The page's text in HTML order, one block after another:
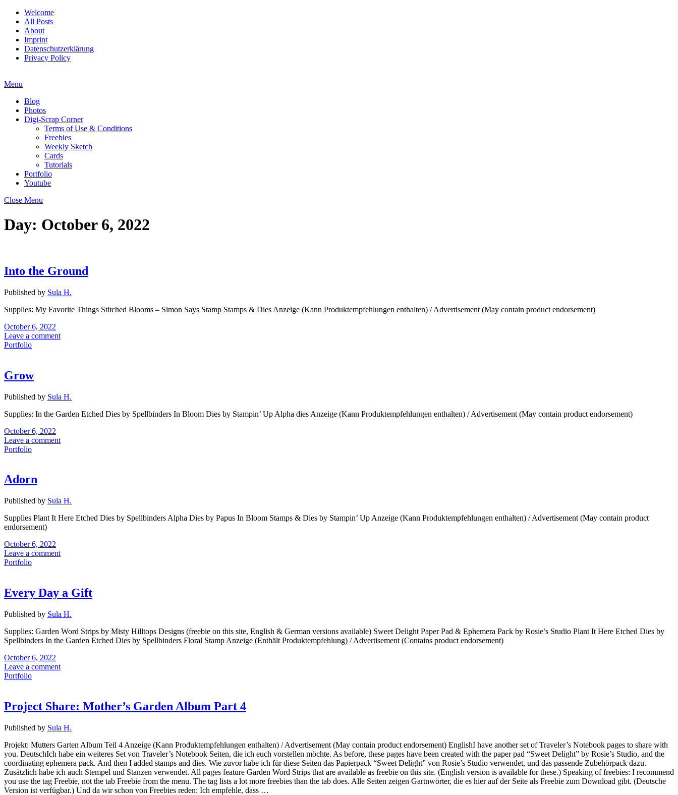
Welcome
All Posts
About
Imprint
Datenschutzerklärung
Privacy Policy
Menu
Blog
Photos
Digi-Scrap Corner
Terms of Use & Conditions
Freebies
Weekly Sketch
Cards
Tutorials
Portfolio
Youtube
Close Menu
Day: October 6, 2022
Into the Ground
Published by Sula H.
Supplies: My Favorite Things Stitched Blooms – Simon Says Stamp Stamps & Dies Anzeige (Kann Produktempfehlungen enthalten) / Advertisement (May contain product endorsement)
October 6, 2022
Leave a comment
Portfolio
Grow
Published by Sula H.
Supplies: In the Garden Etched Dies by Spellbinders In Bloom Dies by Stampin’ Up Alpha dies Anzeige (Kann Produktempfehlungen enthalten) / Advertisement (May contain product endorsement)
October 6, 2022
Leave a comment
Portfolio
Adorn
Published by Sula H.
Supplies Plant It Here Etched Dies by Spellbinders Alpha Dies by Papus In Bloom Stamps & Dies by Stampin’ Up Anzeige (Kann Produktempfehlungen enthalten) / Advertisement (May contain product
endorsement)
October 6, 2022
Leave a comment
Portfolio
Every Day a Gift
Published by Sula H.
Supplies: Garden Word Strips by Misty Hilltops Designs (freebie on this site, English & German versions available) Sweet Delight Paper Pad & Ephemera Pack by Rosie’s Studio Plant It Here Etched Dies by
Spellbinders In the Garden Etched Dies by Spellbinders Floral Stamp Anzeige (Enthält Produktempfehlung) / Advertisement (Contains product endorsement)
October 6, 2022
Leave a comment
Portfolio
Project Share: Mother’s Garden Album Part 4
Published by Sula H.
Projekt: Mutters Garten Album Teil 4 Anzeige (Kann Produktempfehlungen enthalten) / Advertisement (May contain product endorsement) EnglishI have another set of Traveler’s Notebook pages to share with
you. DeutschIch habe ein weiteres Set von Traveler’s Notebook Seiten, die ich euch vorstellen möchte. As before, these pages have been created with the paper pad “Sweet Delight” by Rosie’s Studio, and the
coordinating ephemera pack. And then I added stamps and dies. Wie zuvor habe ich für diese Seiten das Papierpack “Sweet Delight” von Rosie’s Studio verwendet, und das passende Zubehörpack dazu.
Zusätzlich habe ich auch Stempel und Stanzen verwendet. All pages feature Garden Word Strips that are available as freebie on this site. (English version is available for these.) Speaking of freebies: I recommend
you use the tag Freebie, not the tab Freebie from the menu. The tag lists a lot more freebies than the tab does. Alle Seiten zeigen Gartnwörter, die es hier auf der Seite als Freebie zum Download gibt. (Deutsche
Version ist verfügbar.) Und da wir schon von Freebies reden: Ich empfehle, dass …